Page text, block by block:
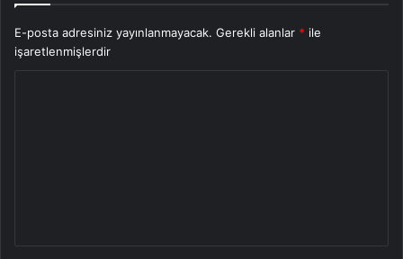
E-posta adresiniz yayınlanmayacak. Gerekli alanlar * ile
işaretlenmişlerdir